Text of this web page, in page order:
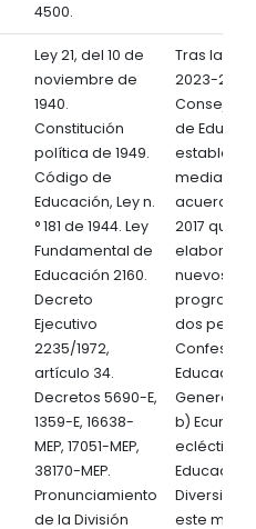
4500.
Ley 21, del 10 de
noviembre de
1940.
Constitución
política de 1949.
Código de
Educación, Ley n.
° 181 de 1944. Ley
Fundamental de
Educación 2160.
Decreto
Ejecutivo
2235/1972,
artículo 34.
Decretos 5690-E,
1359-E, 16638-
MEP, 17051-MEP,
38170-MEP.
Pronunciamiento
de la División
Tras la
2023-
Consejo
de
estableció
mediante
acuerdo
2017 que
elaboren
nuevos
dos
Educación
General
b)
ecléctica:
Educación
este